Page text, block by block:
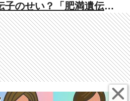
子のせい？「肥満遺伝
チェック法と医師が伝授
ット